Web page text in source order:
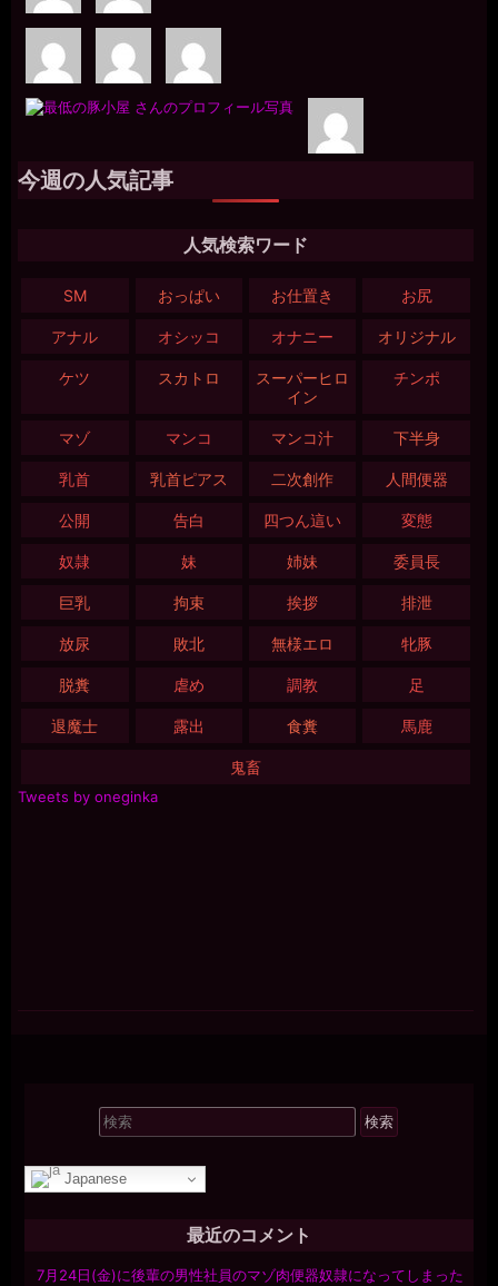
今週の人気記事
人気検索ワード
SM おっぱい お仕置き お尻
アナル オシッコ オナニー オリジナル
ケツ スカトロ
スーパーヒロ
イン
チンポ
マゾ マンコ マンコ汁 下半身
乳首 乳首ピアス 二次創作 人間便器
公開 告白 四つん這い 変態
奴隷 妹 姉妹 委員長
巨乳 拘束 挨拶 排泄
放尿 敗北 無様エロ 牝豚
脱糞 虐め 調教 足
退魔士 露出 食糞 馬鹿
鬼畜
Tweets by oneginka
検
索
象:
Japanese
最近のコメント